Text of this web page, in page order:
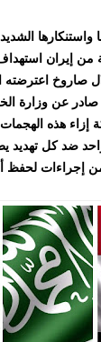
واستنكارها
من إيران
صاروخ اعترضته
عن وزارة
هذه الهجمات
ضد كل تهديد
إجراءات لحفظ